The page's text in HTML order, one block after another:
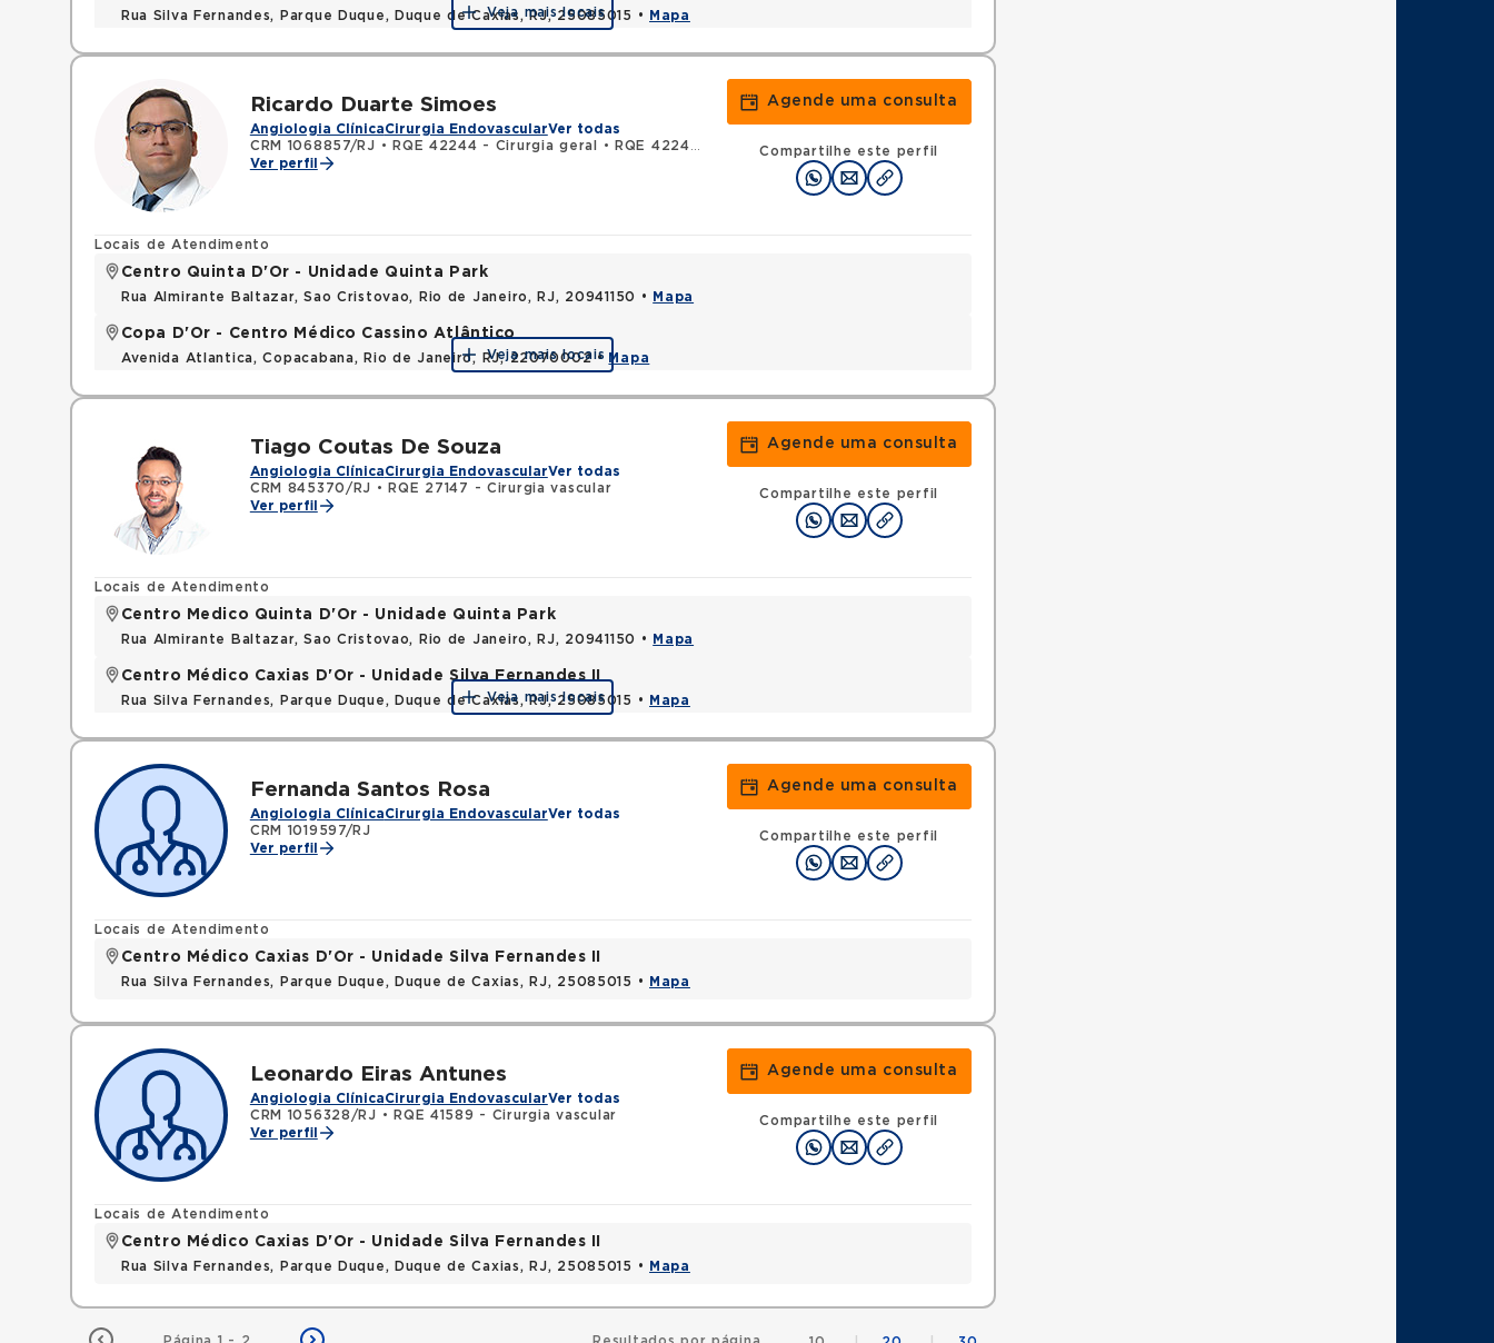
Rua Silva Fernandes, Parque Duque, Duque de Caxias, RJ, 25085015 • Mapa
Veja mais locais
Ricardo Duarte Simoes
Angiologia ClínicaCirurgia EndovascularVer todas
CRM 1068857/RJ • RQE 42244 - Cirurgia geral •
RQE 42245 - Cirurgia vascular
Ver perfil
Agende uma consulta
Compartilhe este perfil
Locais de Atendimento
Centro Quinta D'Or - Unidade Quinta Park
Rua Almirante Baltazar, Sao Cristovao, Rio de Janeiro, RJ, 20941150 • Mapa
Copa D'Or - Centro Médico Cassino Atlântico
Avenida Atlantica, Copacabana, Rio de Janeiro, RJ, 22070002 • Mapa
Veja mais locais
Tiago Coutas De Souza
Angiologia ClínicaCirurgia EndovascularVer todas
CRM 845370/RJ •
RQE 27147 - Cirurgia vascular
Ver perfil
Agende uma consulta
Compartilhe este perfil
Locais de Atendimento
Centro Medico Quinta D'Or - Unidade Quinta Park
Rua Almirante Baltazar, Sao Cristovao, Rio de Janeiro, RJ, 20941150 • Mapa
Centro Médico Caxias D'Or - Unidade Silva Fernandes II
Rua Silva Fernandes, Parque Duque, Duque de Caxias, RJ, 25085015 • Mapa
Veja mais locais
Fernanda Santos Rosa
Angiologia ClínicaCirurgia EndovascularVer todas
CRM 1019597/RJ
Ver perfil
Agende uma consulta
Compartilhe este perfil
Locais de Atendimento
Centro Médico Caxias D'Or - Unidade Silva Fernandes II
Rua Silva Fernandes, Parque Duque, Duque de Caxias, RJ, 25085015 • Mapa
Leonardo Eiras Antunes
Angiologia ClínicaCirurgia EndovascularVer todas
CRM 1056328/RJ •
RQE 41589 - Cirurgia vascular
Ver perfil
Agende uma consulta
Compartilhe este perfil
Locais de Atendimento
Centro Médico Caxias D'Or - Unidade Silva Fernandes II
Rua Silva Fernandes, Parque Duque, Duque de Caxias, RJ, 25085015 • Mapa